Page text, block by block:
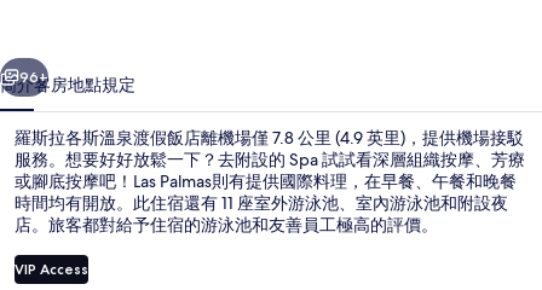
渡
假
飯
店
的
相
個 下一個
96+
簡介客房地點規定
羅斯拉各斯溫泉渡假飯店離機場僅 7.8 公里 (4.9 英里)，提供機場接駁
服務。想要好好放鬆一下？去附設的 Spa 試試看深層組織按摩、芳療
或腳底按摩吧！Las Palmas則有提供國際料理，在早餐、午餐和晚餐
時間均有開放。此住宿還有 11 座室外游泳池、室內游泳池和附設夜
店。旅客都對給予住宿的游泳池和友善員工極高的評價。
VIP Access